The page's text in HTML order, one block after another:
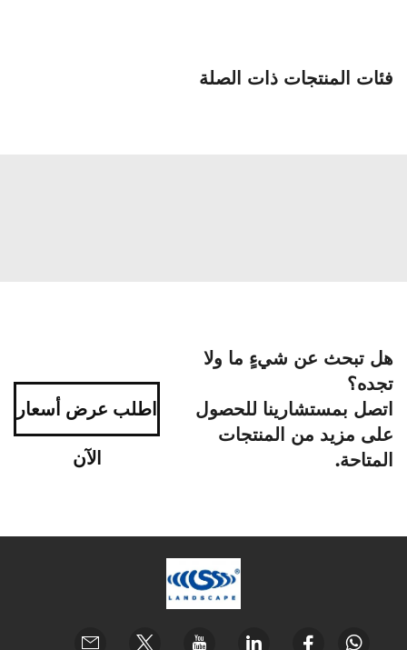
فئات المنتجات ذات الصلة
هل تبحث عن شيءٍ ما ولا
تجده؟
اتصل بمستشارينا للحصول
على مزيد من المنتجات
المتاحة.
اطلب عرض أسعار
الآن